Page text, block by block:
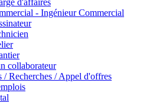
- Ingénieur Commercial
collaborateur
/ Recherches / Appel d'offres